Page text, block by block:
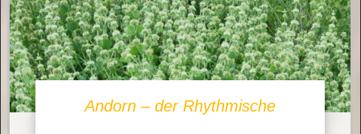
Andorn – der Rhythmische